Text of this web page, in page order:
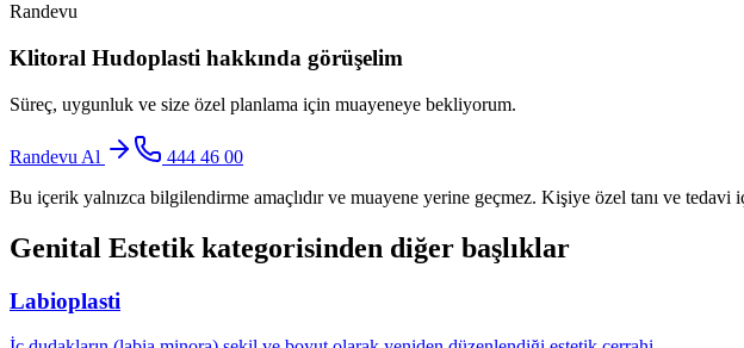
Randevu
Klitoral Hudoplasti hakkında görüşelim
Süreç, uygunluk ve size özel planlama için muayeneye bekliyorum.
Randevu Al
444 46 00
Bu içerik yalnızca bilgilendirme amaçlıdır ve muayene yerine geçmez. Kişiye özel tanı ve
Genital Estetik kategorisinden diğer başlıklar
Labioplasti